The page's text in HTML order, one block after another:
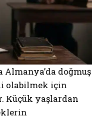
Almanya’da doğmuş
olabilmek için
Küçük yaşlardan